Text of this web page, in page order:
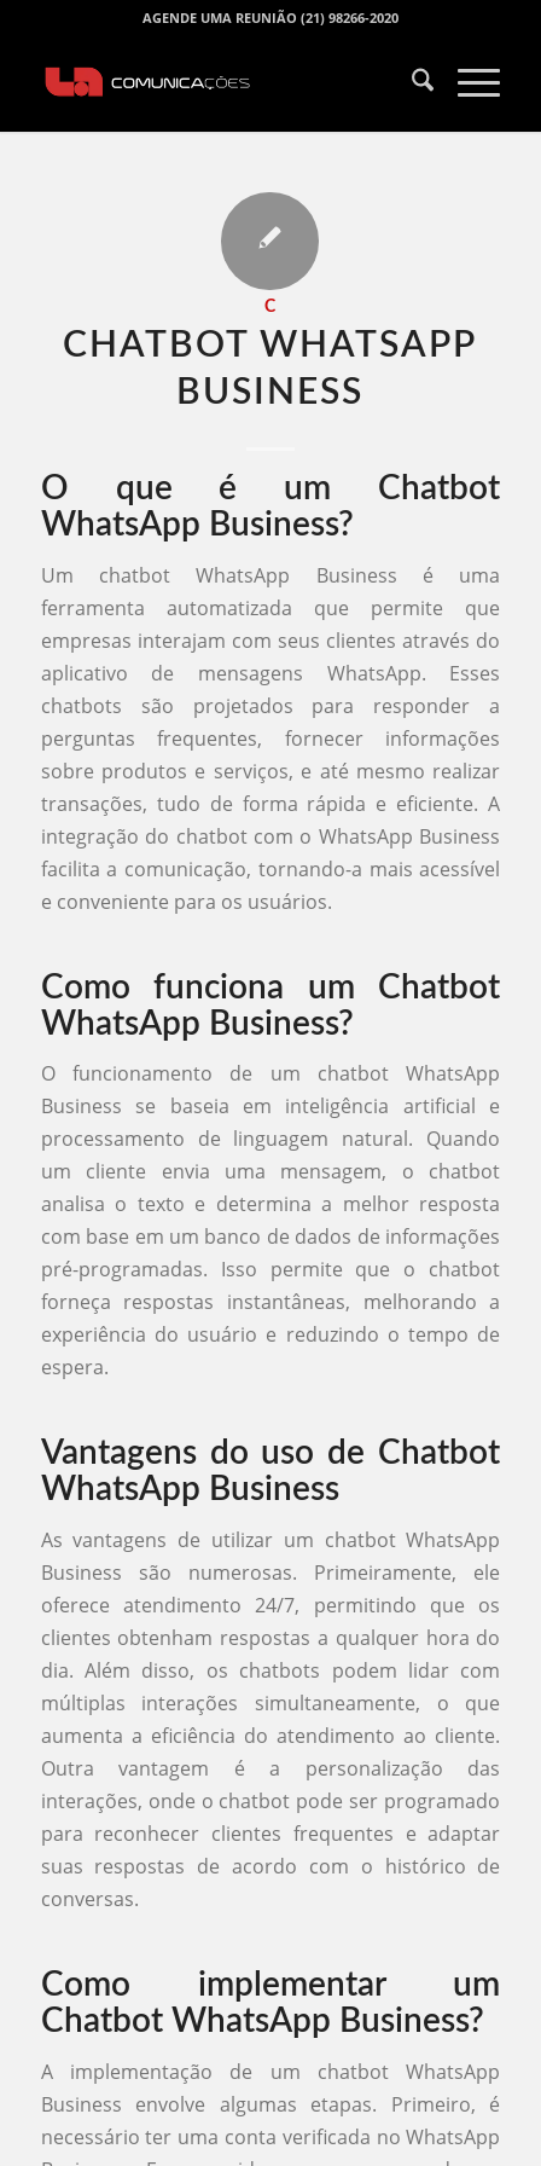
AGENDE UMA REUNIÃO (21) 98266-2020
C
CHATBOT WHATSAPP
BUSINESS​
O que é um Chatbot
WhatsApp Business?
Um chatbot WhatsApp Business é uma
ferramenta automatizada que permite que
empresas interajam com seus clientes através do
aplicativo de mensagens WhatsApp. Esses
chatbots são projetados para responder a
perguntas frequentes, fornecer informações
sobre produtos e serviços, e até mesmo realizar
transações, tudo de forma rápida e eficiente. A
integração do chatbot com o WhatsApp Business
facilita a comunicação, tornando-a mais acessível
e conveniente para os usuários.
Como funciona um Chatbot
WhatsApp Business?
O funcionamento de um chatbot WhatsApp
Business se baseia em inteligência artificial e
processamento de linguagem natural. Quando
um cliente envia uma mensagem, o chatbot
analisa o texto e determina a melhor resposta
com base em um banco de dados de informações
pré-programadas. Isso permite que o chatbot
forneça respostas instantâneas, melhorando a
experiência do usuário e reduzindo o tempo de
espera.
Vantagens do uso de Chatbot
WhatsApp Business
As vantagens de utilizar um chatbot WhatsApp
Business são numerosas. Primeiramente, ele
oferece atendimento 24/7, permitindo que os
clientes obtenham respostas a qualquer hora do
dia. Além disso, os chatbots podem lidar com
múltiplas interações simultaneamente, o que
aumenta a eficiência do atendimento ao cliente.
Outra vantagem é a personalização das
interações, onde o chatbot pode ser programado
para reconhecer clientes frequentes e adaptar
suas respostas de acordo com o histórico de
conversas.
Como implementar um
Chatbot WhatsApp Business?
A implementação de um chatbot WhatsApp
Business envolve algumas etapas. Primeiro, é
necessário ter uma conta verificada no WhatsApp